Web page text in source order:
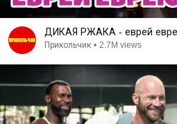
ДИКАЯ РЖАКА - еврей
Прикольчик • 2.7M views